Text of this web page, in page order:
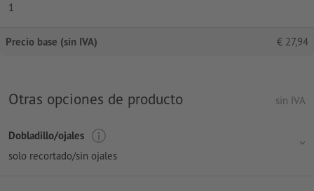
1
Precio base (sin IVA) € 27,94
Otras opciones de producto sin IVA
Dobladillo/ojales
solo recortado/sin ojales